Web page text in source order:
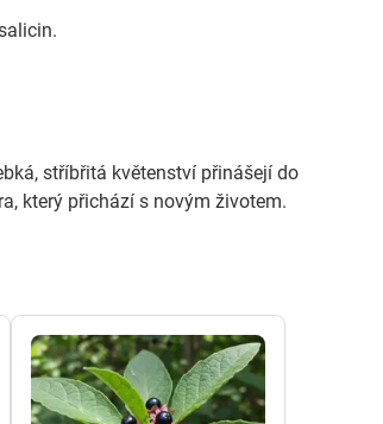
stříbřitá květenství přinášejí do
který přichází s novým životem.